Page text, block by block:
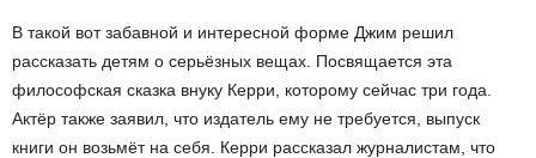
В такой вот забавной и интересной форме Джим решил
рассказать детям о серьёзных вещах. Посвящается эта
философская сказка внуку Керри, которому сейчас три года.
Актёр также заявил, что издатель ему не требуется, выпуск
книги он возьмёт на себя. Керри рассказал журналистам, что